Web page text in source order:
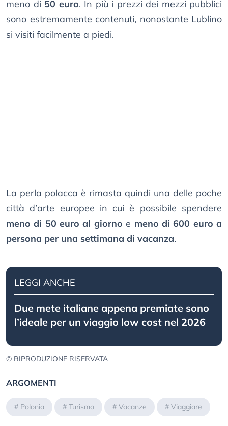
meno di 50 euro. In più i prezzi dei mezzi pubblici
sono estremamente contenuti, nonostante Lublino
si visiti facilmente a piedi.
La perla polacca è rimasta quindi una delle poche
città d’arte europee in cui è possibile spendere
meno di 50 euro al giorno e meno di 600 euro a
persona per una settimana di vacanza.
LEGGI ANCHE
Due mete italiane appena premiate sono
l’ideale per un viaggio low cost nel 2026
© RIPRODUZIONE RISERVATA
ARGOMENTI
# Polonia # Turismo # Vacanze # Viaggiare